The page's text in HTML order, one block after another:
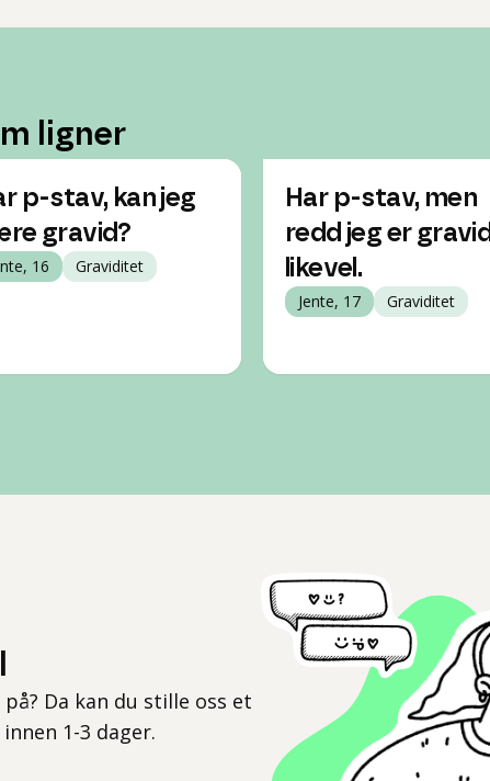
ligner
p-stav, kan jeg
gravid?
16 Graviditet
Har p-stav, men
redd jeg er gravid
likevel.
Jente, 17 Graviditet
Da kan du stille oss et
1-3 dager.